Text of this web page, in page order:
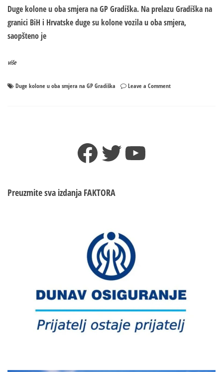
Duge kolone u oba smjera na GP Gradiška. Na prelazu Gradiška na
granici BiH i Hrvatske duge su kolone vozila u oba smjera,
saopšteno je
više
Duge kolone u oba smjera na GP Gradiška Leave a Commenton
Facebook
TwitterYouTube
Preuzmite sva izdanja FAKTORA